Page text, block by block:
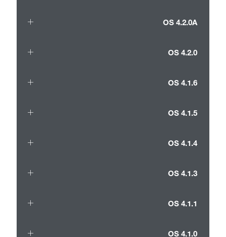
OS 4.2.0A
OS 4.2.0
OS 4.1.6
OS 4.1.5
OS 4.1.4
OS 4.1.3
OS 4.1.1
OS 4.1.0